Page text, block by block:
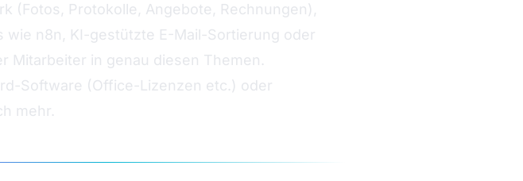
(Fotos, Protokolle, Angebote, Rechnungen),
wie n8n, KI-gestützte E-Mail-Sortierung oder
Mitarbeiter in genau diesen Themen.
Software (Office-Lizenzen etc.) oder
mehr.